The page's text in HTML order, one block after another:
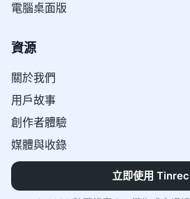
電腦桌面版
資源
關於我們
用戶故事
創作者體驗
媒體與收錄
立即使用 Tinrec